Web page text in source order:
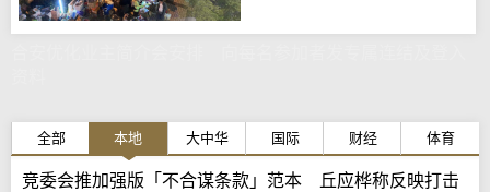
全部 本地 大中华 国际 财经 体育
竞委会推加强版「不合谋条款」范本 丘应桦称反映打击